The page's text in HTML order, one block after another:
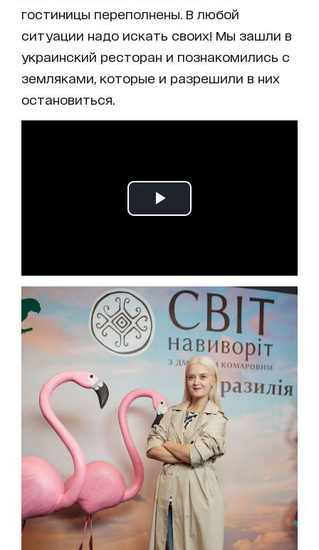
гостиницы переполнены. В любой
ситуации надо искать своих! Мы зашли в
украинский ресторан и познакомились с
земляками, которые и разрешили в них
остановиться.